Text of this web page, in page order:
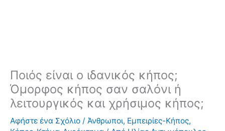
Ποιός είναι ο ιδανικός κήπος;
Όμορφος κήπος σαν σαλόνι ή
λειτουργικός και χρήσιμος κήπος;
Αφήστε ένα Σχόλιο / Άνθρωποι, Εμπειρίες-Κήπος,